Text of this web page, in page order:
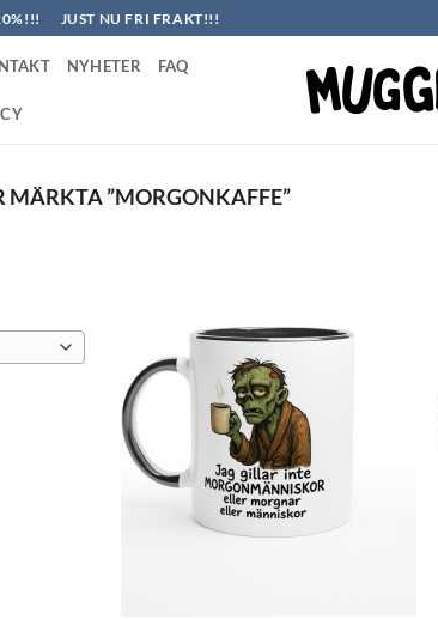
JUST NU FRI FRAKT!!!
NYHETER FAQ
MÄRKTA ”MORGONKAFFE”